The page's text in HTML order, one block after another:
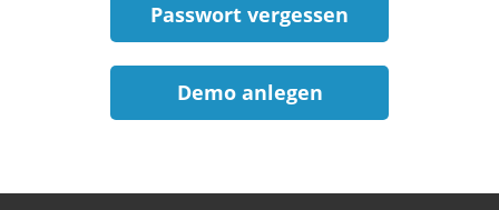
Passwort vergessen
Demo anlegen